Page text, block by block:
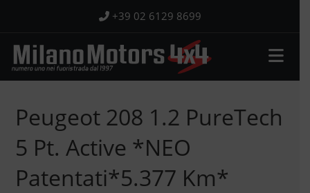
contenuto
+39 02 6129 8699
Peugeot 208 1.2 PureTech
5 Pt. Active *NEO
Patentati*5.377 Km*